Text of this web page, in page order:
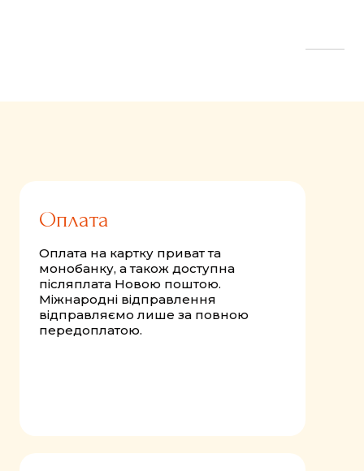
Оплата
Оплата на картку приват та
монобанку, а також доступна
післяплата Новою поштою.
Міжнародні відправлення
відправляємо лише за повною
передоплатою.